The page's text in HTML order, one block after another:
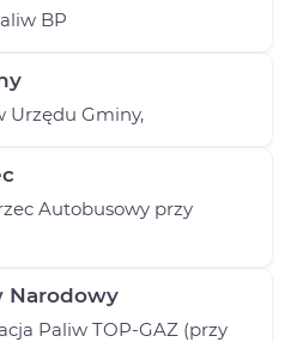
BP
Urzędu Gminy,
Autobusowy przy
Narodowy
Paliw TOP-GAZ (przy